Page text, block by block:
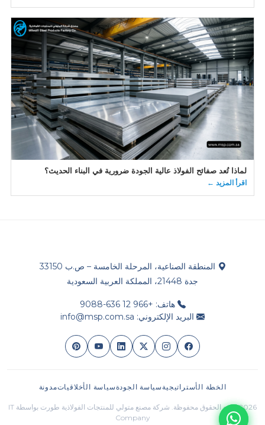
لماذا تُعد صفائح الفولاذ عالية الجودة ضرورية في البناء الحديث؟
اقرأ المزيد ←
المنطقة الصناعية، المرحلة الخامسة – ص.ب 33150
جدة 21448، المملكة العربية السعودية
هاتف: +966 12 636-9088
البريد الإلكتروني: info@msp.com.sa
الخطة الأستراتيجية سياسة الجودةسياسة الأخلاقياتمدونة
2026 جميع الحقوق محفوظة. شركة مصنع متولي للمنتجات الفولاذية طورت بواسطة IT
Company